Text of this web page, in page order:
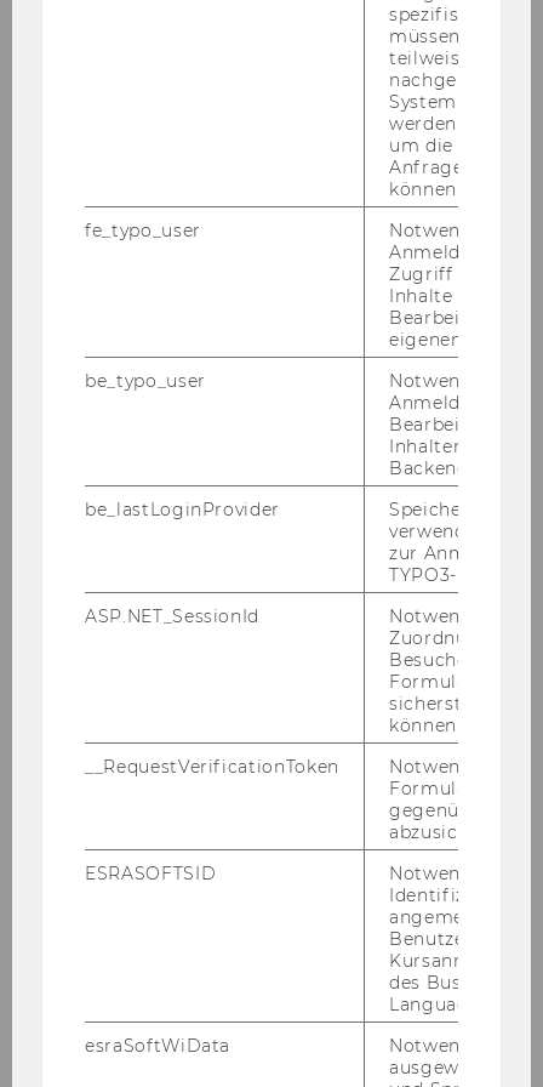
covered
Session 2
We validate our model for the
relationships in contractual
settings and start exploring how
it can be used as the basis for
computing customer lifetime
value (CLV) in contractual
Content
Session 3
spezifischen
müssen
teilweise von
nachgelagerten
System
werden.
um die Antwort
Anfrage
können.
fe_typo_user
Notwendig für
Anmeldung und
Zugriff auf
Inhalte oder zur
Bearbeitung des
eigenen Profils.
be_typo_user
Notwendig für
Anmeldung und
Bearbeitung von
Inhalten im
Backend.
be_lastLoginProvider
Speichert die
verwendete
zur Anmeldung
TYPO3-Backend.
ASP.NET_SessionId
Notwendig, um
Zuordnung von
Besucher zu
sicherstellen zu
können.
__RequestVerificationToken
Notwendig, um
gegenüber
abzusichern.
ESRASOFTSID
Notwendig zur
Identifizierung
angemeldeten
Benutzers im
des Business
Language
esraSoftWiData
Notwendig um
ausgewählte